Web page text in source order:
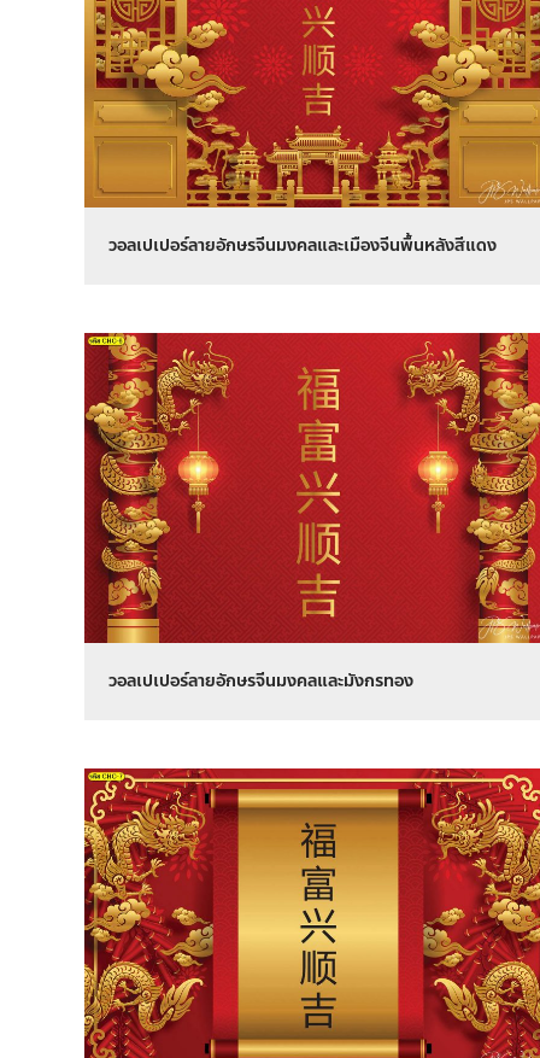
วอลเปเปอร์ลายอักษรจีนมงคลและเมืองจีนพื้นหลังสีแดง
วอลเปเปอร์ลายอักษรจีนมงคลและมังกรทอง